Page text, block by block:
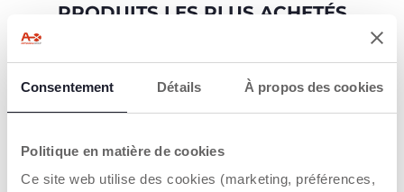
Consentement Détails À propos des cookies
Politique en matière de cookies
Ce site web utilise des cookies (marketing, préférences,
PRODUITS LES PLUS ACHETÉS
NOS RECOMMANDATIONS